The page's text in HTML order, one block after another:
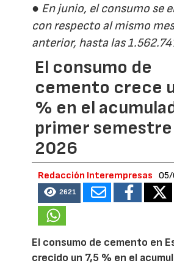
● En junio, el consumo se
con respecto al mismo
anterior, hasta las
El consumo de
cemento crece
% en el
primer semestre
2026
Redacción Interempresas
2621
El consumo de cemento en
crecido un 7,5 % en el